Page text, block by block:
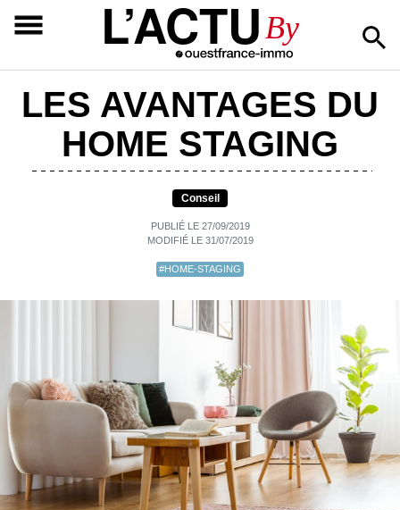
L’ACTUBy
LES AVANTAGES DU
HOME STAGING
Conseil
PUBLIÉ LE 27/09/2019
MODIFIÉ LE 31/07/2019
#HOME-STAGING